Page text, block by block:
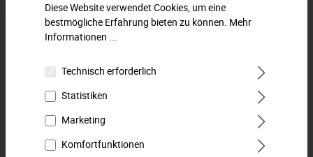
In den Warenkorb
Zum Merkzettel hinzufügen
Beschreibung
Hobby.Der MATADOR Werkzeugkoffer AUTOMOTIVE mit dem
103-tlg. Werkze…Mehr
Diese Website verwendet Cookies, um eine
bestmögliche Erfahrung bieten zu können. Mehr
Informationen ...
Technisch erforderlich
Statistiken
Marketing
Komfortfunktionen